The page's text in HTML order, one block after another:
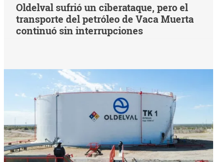
Oldelval sufrió un ciberataque, pero el
transporte del petróleo de Vaca Muerta
continuó sin interrupciones